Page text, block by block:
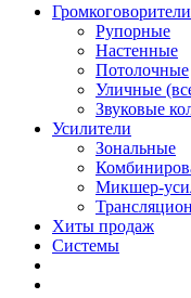
Рупорные
Настенные
Потолочные
Уличные
Звуковые
Усилители
Зональные
Микшер-
Хиты продаж
Системы